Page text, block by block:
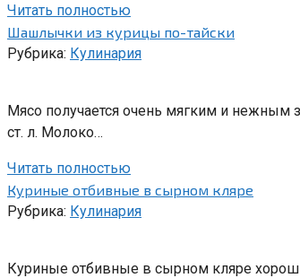
Читать полностью
Шашлычки из курицы по-тайски
Рубрика: Кулинария
Мясо получается очень мягким и нежным
ст. л. Молоко…
Читать полностью
Куриные отбивные в сырном кляре
Рубрика: Кулинария
Куриные отбивные в сырном кляре